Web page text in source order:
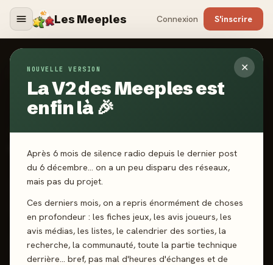
Les Meeples Connexion S'inscrire
✕
NOUVELLE VERSION
La V2 des Meeples est
enfin là 🎉
Après 6 mois de silence radio depuis le dernier post
du 6 décembre… on a un peu disparu des réseaux,
mais pas du projet.
Ces derniers mois, on a repris énormément de choses
en profondeur : les fiches jeux, les avis joueurs, les
avis médias, les listes, le calendrier des sorties, la
recherche, la communauté, toute la partie technique
derrière… bref, pas mal d'heures d'échanges et de
Jeux/Totemic - Micro Game
2023·MATAGOT
Totemic - Micro Game
2 joueurs 8 ans+
Gestion de Main
J'ai joué Envie de jouer Wishlist